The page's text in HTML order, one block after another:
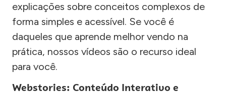
explicações sobre conceitos complexos de
forma simples e acessível. Se você é
daqueles que aprende melhor vendo na
prática, nossos vídeos são o recurso ideal
para você.
Webstories: Conteúdo Interativo e